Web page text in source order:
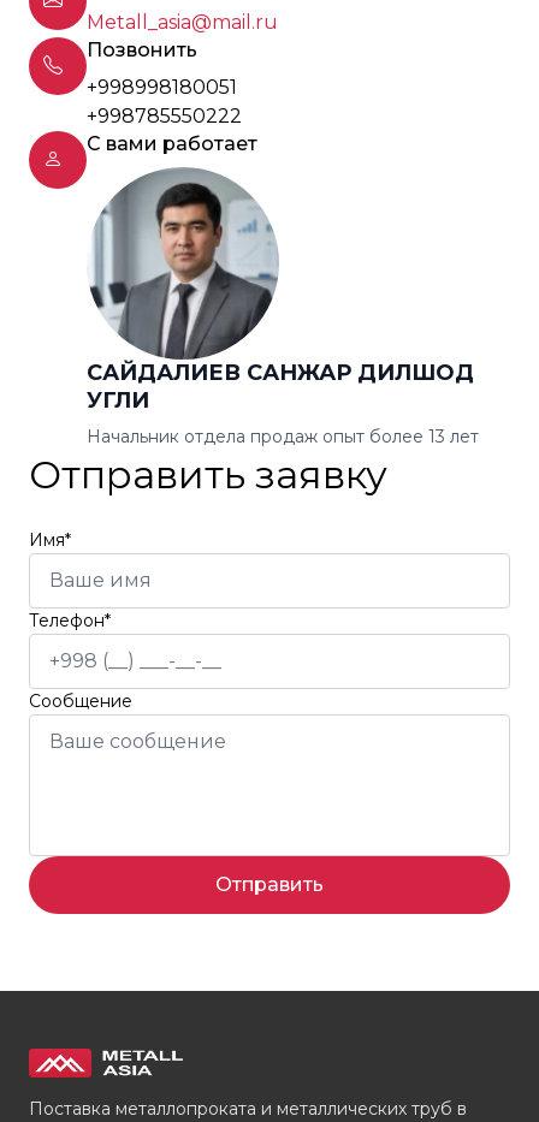
Metall_asia@mail.ru
Позвонить
+998998180051
+998785550222
С вами работает
САЙДАЛИЕВ САНЖАР ДИЛШОД
УГЛИ
Начальник отдела продаж опыт более 13 лет
Отправить заявку
Имя*
Телефон*
Сообщение
Отправить
Поставка металлопроката и металлических труб в